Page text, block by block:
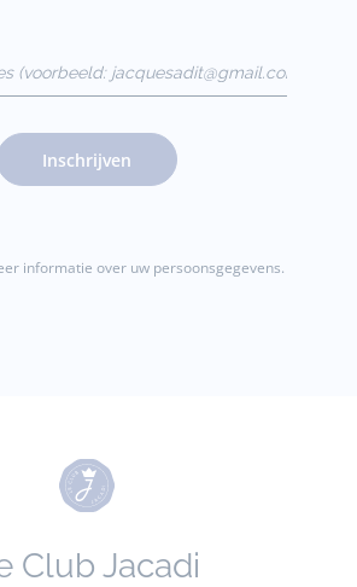
Inschrijven
informatie over uw persoonsgegevens.
Club Jacadi